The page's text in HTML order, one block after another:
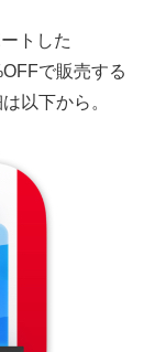
トした
で販売する
以下から。